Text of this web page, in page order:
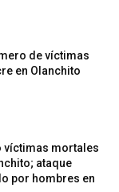
de víctimas
en Olanchito
víctimas mortales
ataque
por hombres en